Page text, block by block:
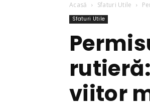
Acasă Sfaturi Utile
Sfaturi Utile
viitor